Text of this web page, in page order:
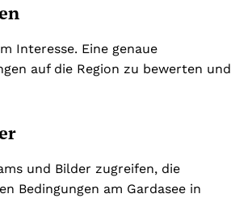
Interesse. Eine genaue
auf die Region zu bewerten und
und Bilder zugreifen, die
Bedingungen am Gardasee in